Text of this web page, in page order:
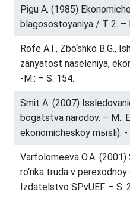
Pigu A. (1985)
blagosostoyaniya / T 2. –
Rofe A.I., Zbo‘shko B.G.,
zanyatost naseleniya,
-M.: – S. 154.
Smit A. (2007)
bogatstva narodov. – M.:
ekonomicheskoy mыsli). -
Varfolomeeva O.A.
ro‘nka truda v
Izdatelstvo SPvUEF. – S.